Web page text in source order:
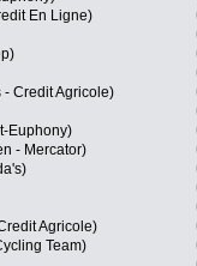
En Ligne)
Credit Agricole)
Euphony)
- Mercator)
Agricole)
Team)